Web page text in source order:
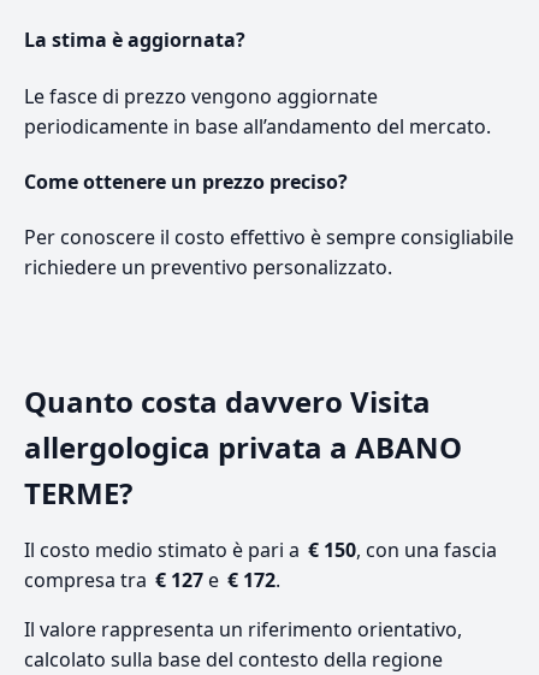
La stima è aggiornata?
Le fasce di prezzo vengono aggiornate
periodicamente in base all’andamento del mercato.
Come ottenere un prezzo preciso?
Per conoscere il costo effettivo è sempre consigliabile
richiedere un preventivo personalizzato.
Quanto costa davvero Visita
allergologica privata a ABANO
TERME?
Il costo medio stimato è pari a € 150, con una fascia
compresa tra € 127e € 172.
Il valore rappresenta un riferimento orientativo,
calcolato sulla base del contesto della regione